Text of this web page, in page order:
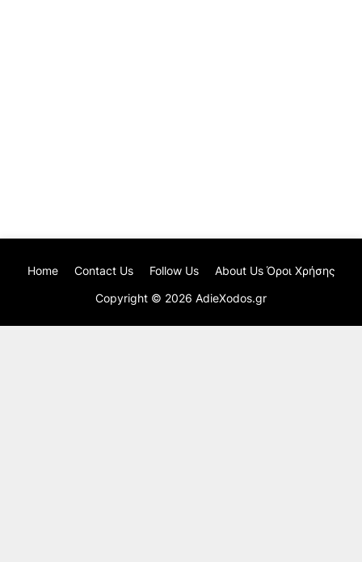
Copyright © 2026 AdieXodos.gr
Home Contact Us Follow Us About Us Όροι Χρήσης